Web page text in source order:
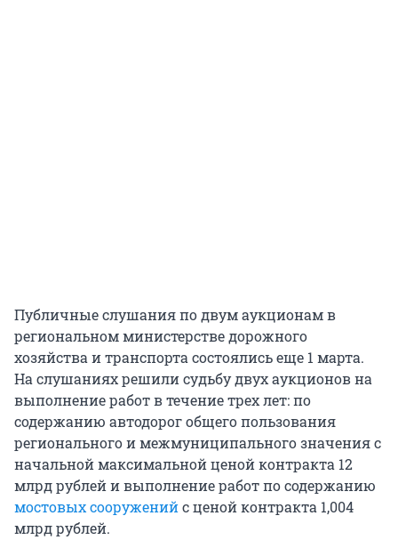
Публичные слушания по двум аукционам в
региональном министерстве дорожного
хозяйства и транспорта состоялись еще 1 марта.
На слушаниях решили судьбу двух аукционов на
выполнение работ в течение трех лет: по
содержанию автодорог общего пользования
регионального и межмуниципального значения с
начальной максимальной ценой контракта 12
млрд рублей и выполнение работ по содержанию
мостовых сооруженийс ценой контракта 1,004
млрд рублей.